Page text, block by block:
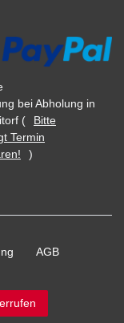
bei Abholung in
(
Bitte
Termin
)
AGB